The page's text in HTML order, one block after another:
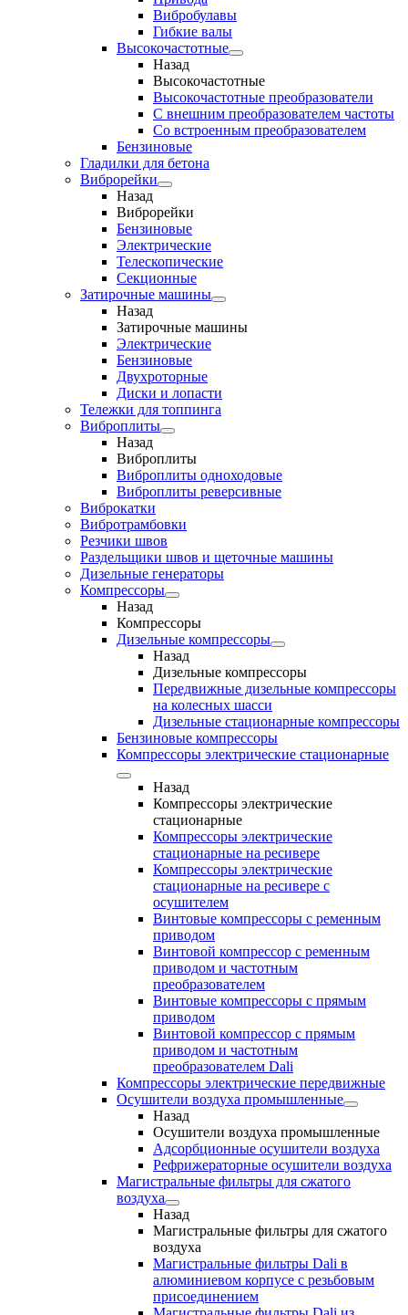
Вибробулавы
Гибкие валы
Высокочастотные
Назад
Высокочастотные
Высокочастотные преобразователи
С внешним преобразователем частоты
Cо встроенным преобразователем
Бензиновые
Гладилки для бетона
Виброрейки
Назад
Виброрейки
Бензиновые
Электрические
Телескопические
Секционные
Затирочные машины
Назад
Затирочные машины
Электрические
Бензиновые
Двухроторные
Диски и лопасти
Тележки для топпинга
Виброплиты
Назад
Виброплиты
Виброплиты одноходовые
Виброплиты реверсивные
Виброкатки
Вибротрамбовки
Резчики швов
Раздельщики швов и щеточные машины
Дизельные генераторы
Компрессоры
Назад
Компрессоры
Дизельные компрессоры
Назад
Дизельные компрессоры
Передвижные дизельные компрессоры
на колесных шасси
Дизельные стационарные компрессоры
Бензиновые компрессоры
Компрессоры электрические стационарные
Назад
Компрессоры электрические
стационарные
Компрессоры электрические
стационарные на ресивере
Компрессоры электрические
стационарные на ресивере с
осушителем
Винтовые компрессоры с ременным
приводом
Винтовой компрессор с ременным
приводом и частотным
преобразователем
Винтовые компрессоры с прямым
приводом
Винтовой компрессор с прямым
приводом и частотным
преобразователем Dali
Компрессоры электрические передвижные
Осушители воздуха промышленные
Назад
Осушители воздуха промышленные
Адсорбционные осушители воздуха
Рефрижераторные осушители воздуха
Магистральные фильтры для сжатого
воздуха
Назад
Магистральные фильтры для сжатого
воздуха
Магистральные фильтры Dali в
алюминиевом корпусе с резьбовым
присоединением